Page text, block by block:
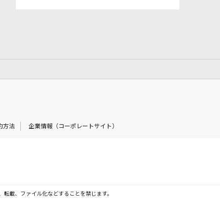
方法 企業情報（コーポレートサイト）
載、ファイル化などすることを禁じます。